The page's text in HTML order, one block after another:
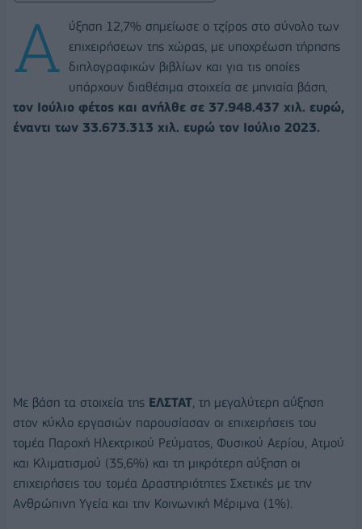
Α
ύξηση 12,7% σημείωσε ο τζίρος στο σύνολο των
επιχειρήσεων της χώρας, με υποχρέωση τήρησης
διπλογραφικών βιβλίων και για τις οποίες
υπάρχουν διαθέσιμα στοιχεία σε μηνιαία βάση,
τον Ιούλιο φέτος και ανήλθε σε 37.948.437 χιλ. ευρώ,
έναντι των 33.673.313 χιλ. ευρώ τον Ιούλιο 2023.
Με βάση τα στοιχεία της ΕΛΣΤΑΤ, τη μεγαλύτερη αύξηση
στον κύκλο εργασιών παρουσίασαν οι επιχειρήσεις του
τομέα Παροχή Ηλεκτρικού Ρεύματος, Φυσικού Αερίου, Ατμού
και Κλιματισμού (35,6%) και τη μικρότερη αύξηση οι
επιχειρήσεις του τομέα Δραστηριότητες Σχετικές με την
Ανθρώπινη Υγεία και την Κοινωνική Μέριμνα (1%).